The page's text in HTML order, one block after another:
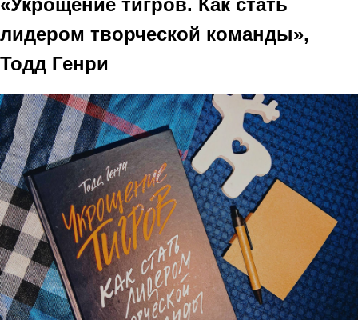
лидером творческой команды»,
Тодд Генри